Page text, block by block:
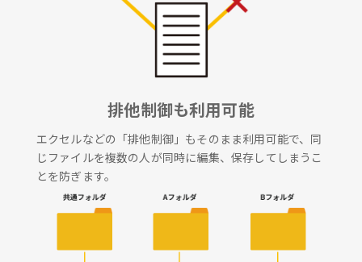
排他制御も利用可能
エクセルなどの「排他制御」もそのまま利用可能で、同
じファイルを複数の人が同時に編集、保存してしまうこ
とを防ぎます。